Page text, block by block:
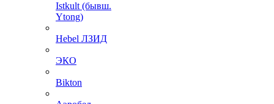
Istkult (бывш.
Ytong)
Hebel ЛЗИД
ЭКО
Bikton